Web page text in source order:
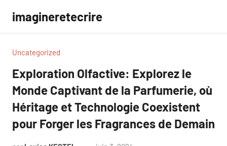
contenu
imagineretecrire
Uncategorized
Exploration Olfactive: Explorez le
Monde Captivant de la Parfumerie, où
Héritage et Technologie Coexistent
pour Forger les Fragrances de Demain